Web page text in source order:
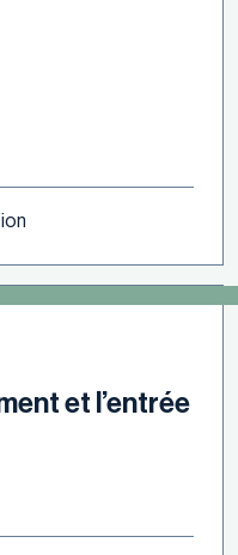
et l’entrée